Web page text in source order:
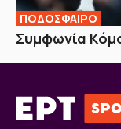
ΠΟΔΟΣΦΑΙΡΟ
Συμφωνία